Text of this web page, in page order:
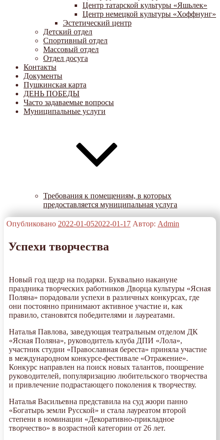
Центр татарской культуры «Яшьлек»
Центр немецкой культуры «Хоффнунг»
Эстетический центр
Детский отдел
Спортивный отдел
Массовый отдел
Отдел досуга
Контакты
Документы
Пушкинская карта
ДЕНЬ ПОБЕДЫ
Часто задаваемые вопросы
Муниципальные услуги
Требования к помещениям, в которых
предоставляется муниципальная услуга
Опубликовано 2022-01-052022-01-17 Автор: Admin
Успехи творчества
Новый год щедр на подарки. Буквально накануне
праздника творческих работников Дворца культуры «Ясная
Поляна» порадовали успехи в различных конкурсах, где
они постоянно принимают активное участие и, как
правило, становятся победителями и лауреатами.
Наталья Павлова, заведующая театральным отделом ДК
«Ясная Поляна», руководитель клуба ДПИ «Лола»,
участник студии «Православная береста» приняла участие
в международном конкурсе-фестивале «Отражение».
Конкурс направлен на поиск новых талантов, поощрение
руководителей, популяризацию любительского творчества
и привлечение подрастающего поколения к творчеству.
Наталья Васильевна представила на суд жюри панно
«Богатырь земли Русской» и стала лауреатом второй
степени в номинации «Декоративно-прикладное
творчество» в возрастной категории от 26 лет.